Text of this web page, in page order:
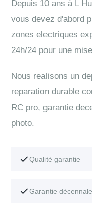
Depuis 10 ans à L
vous devez d'abord
zones electriques
24h/24 pour une
Nous realisons un
reparation durable
RC pro, garantie
photo.
Qualité garantie
Garantie décennale